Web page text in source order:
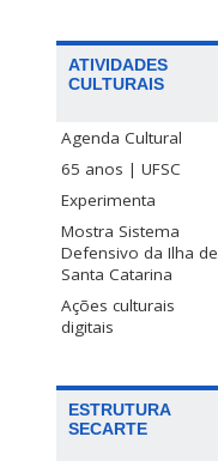
ATIVIDADES
CULTURAIS
Agenda Cultural
65 anos | UFSC
Experimenta
Mostra Sistema
Defensivo da Ilha de
Santa Catarina
Ações culturais
digitais
ESTRUTURA
SECARTE